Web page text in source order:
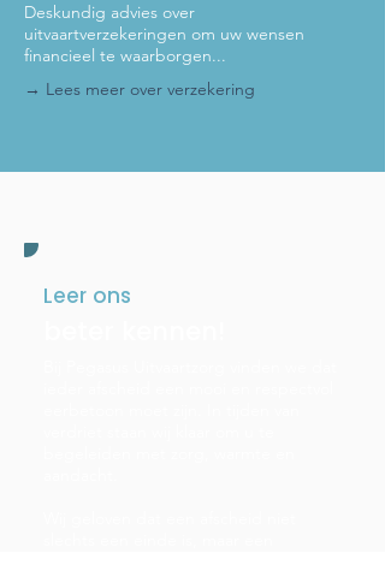
Deskundig advies over
uitvaartverzekeringen om uw wensen
financieel te waarborgen...
→ Lees meer over verzekering
Leer ons